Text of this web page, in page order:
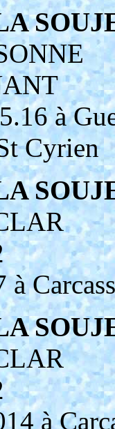
à
Cyrien
à